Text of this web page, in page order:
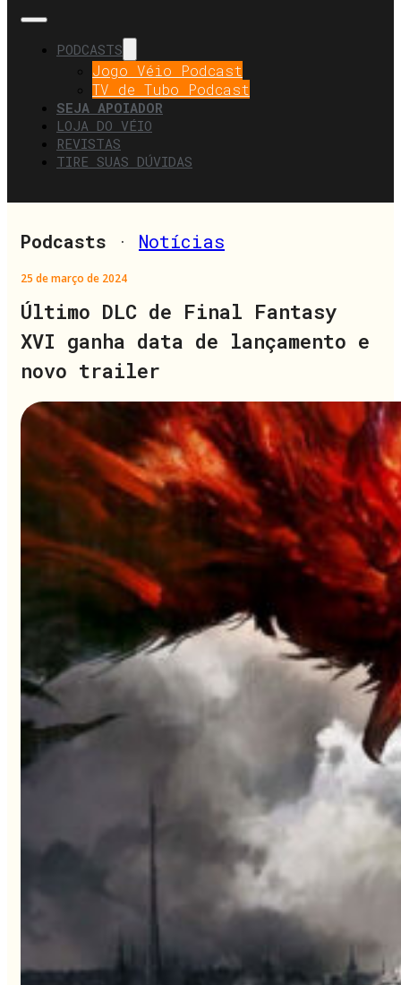
PODCASTS
Jogo Véio Podcast
TV de Tubo Podcast
SEJA APOIADOR
LOJA DO VÉIO
REVISTAS
TIRE SUAS DÚVIDAS
Podcasts · Notícias
25 de março de 2024
Último DLC de Final Fantasy
XVI ganha data de lançamento e
novo trailer